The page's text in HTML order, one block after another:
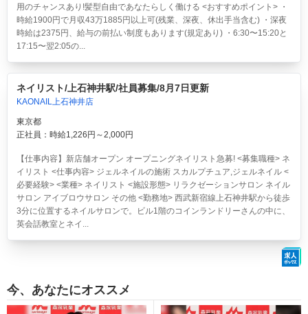
用のチャンスあり!髪型自由であなたらしく働ける <おすすめポイント> ・
時給1900円で月収43万1885円以上可(残業、深夜、休出手当含む) ・深夜
時給は2375円、給与の前払い制度もあります(規定あり) ・6:30〜15:20と
17:15〜翌2:05の...
ネイリスト/上石神井駅/社員募集/8月7日更新
KAONAIL上石神井店
東京都
正社員：時給1,226円～2,000円
【仕事内容】新店舗オープン オープニングネイリスト急募! <募集職種> ネ
イリスト <仕事内容> ジェルネイルの施術 スカルプチュア,ジェルネイル <
必要経験> <業種> ネイリスト <施設形態> リラクゼーションサロン ネイル
サロン アイブロウサロン その他 <勤務地> 西武新宿線上石神井駅から徒歩
3分に位置するネイルサロンで。ビル1階のコインランドリーさんの中に、
英会話教室とネイ...
今、あなたにオススメ